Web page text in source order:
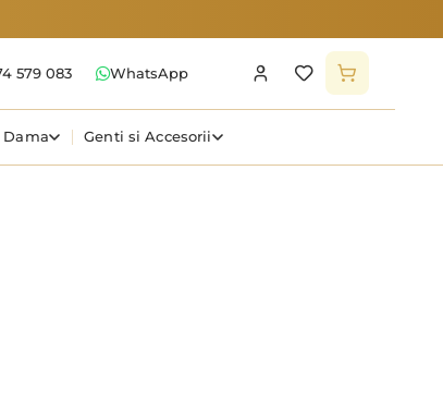
579 083 WhatsApp
Genti si Accesorii